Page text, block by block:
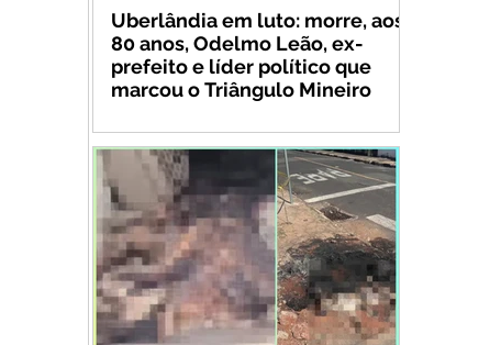
Uberlândia em luto: morre, aos
80 anos, Odelmo Leão, ex-
prefeito e líder político que
marcou o Triângulo Mineiro